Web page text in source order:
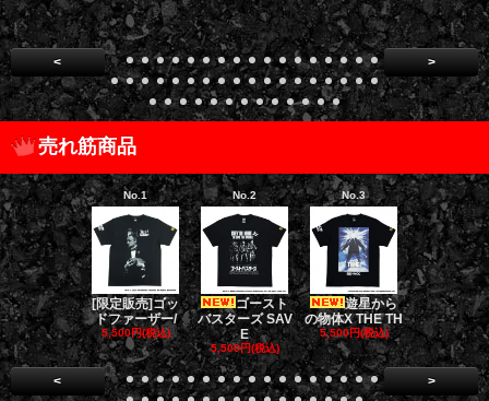
< >
売れ筋商品
No.1
[限定販売]ゴッ
ドファーザー/
5,500円(税込)
No.2
ゴースト
バスターズ SAV
E
5,500円(税込)
No.3
遊星から
の物体X THE TH
5,500円(税込)
No.4
ダークナイ
リロジー/
5,500円(税
< >